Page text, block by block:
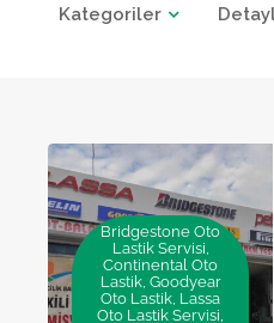
Kategoriler
Bridgestone Oto
Lastik Servisi,
Continental Oto
Lastik, Goodyear
Oto Lastik, Lassa
Oto Lastik Servisi,